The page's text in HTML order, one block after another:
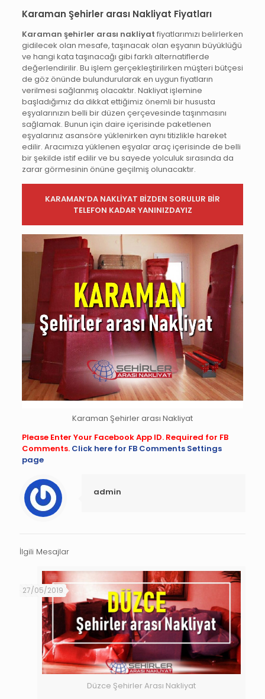
Karaman Şehirler arası Nakliyat Fiyatları
Karaman şehirler arası nakliyat fiyatlarımızı belirlerken
gidilecek olan mesafe, taşınacak olan eşyanın büyüklüğü
ve hangi kata taşınacağı gibi farklı alternatiflerde
değerlendirilir. Bu işlem gerçekleştirilirken müşteri bütçesi
de göz önünde bulundurularak en uygun fiyatların
verilmesi sağlanmış olacaktır. Nakliyat işlemine
başladığımız da dikkat ettiğimiz önemli bir hususta
eşyalarınızın belli bir düzen çerçevesinde taşınmasını
sağlamak. Bunun için daire içerisinde paketlenen
eşyalarınız asansöre yüklenirken aynı titizlikle hareket
edilir. Aracımıza yüklenen eşyalar araç içerisinde de belli
bir şekilde istif edilir ve bu sayede yolculuk sırasında da
zarar görmesinin önüne geçilmiş olunacaktır.
KARAMAN’DA NAKLİYAT BİZDEN SORULUR BİR
TELEFON KADAR YANINIZDAYIZ
Karaman Şehirler arası Nakliyat
Please Enter Your Facebook App ID. Required for FB
Comments. Click here for FB Comments Settings
page
admin
İlgili Mesajlar
Düzce Şehirler Arası Nakliyat
27/05/2019